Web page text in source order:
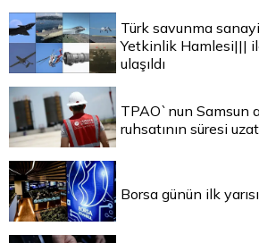
Türk savunma
Yetkinlik Hamlesi|||
ulaşıldı
TPAO`nun Samsun
ruhsatının süresi
Borsa günün ilk